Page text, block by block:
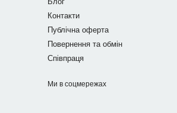
Контакти
Публічна оферта
Повернення та обмін
Співпраця
Ми в соцмережах